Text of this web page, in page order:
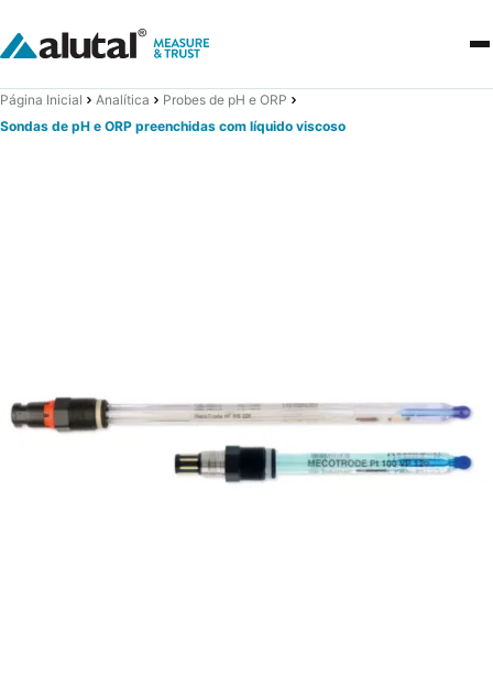
Página Inicial Analítica
Probes de pH e ORP
Sondas de pH e ORP preenchidas com líquido viscoso